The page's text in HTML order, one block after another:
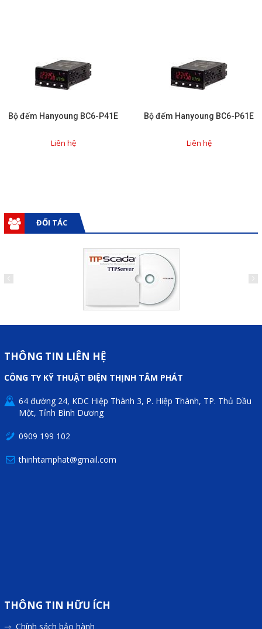
Bộ đếm Hanyoung BC6-P41E
Liên hệ
Bộ đếm Hanyoung BC6-P61E
Liên hệ
ĐỐI TÁC
THÔNG TIN LIÊN HỆ
CÔNG TY KỸ THUẬT ĐIỆN THỊNH TÂM PHÁT
64 đường 24, KDC Hiệp Thành 3, P. Hiệp Thành, TP. Thủ Dầu
Một, Tỉnh Bình Dương
0909 199 102
thinhtamphat@gmail.com
THÔNG TIN HỮU ÍCH
Chính sách bảo hành
Hình ảnh sửa chữa
Liên hệ
Facebook
Gọi cho chúng tôi
Nhắn tin